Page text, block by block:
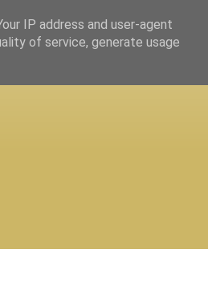
IP address and user-agent
of service, generate usage